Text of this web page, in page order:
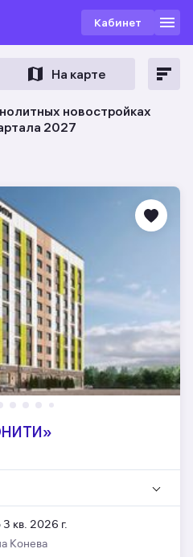
Кабинет
На карте
новостройках
2027
кв. 2026 г.
Конева